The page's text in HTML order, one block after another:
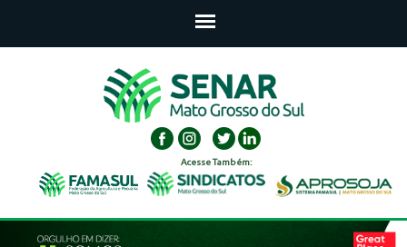
Acesse Também: